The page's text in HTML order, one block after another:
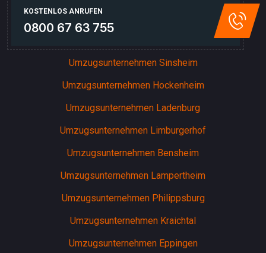
KOSTENLOS ANRUFEN
0800 67 63 755
Umzugsunternehmen Sinsheim
Umzugsunternehmen Hockenheim
Umzugsunternehmen Ladenburg
Umzugsunternehmen Limburgerhof
Umzugsunternehmen Bensheim
Umzugsunternehmen Lampertheim
Umzugsunternehmen Philippsburg
Umzugsunternehmen Kraichtal
Umzugsunternehmen Eppingen